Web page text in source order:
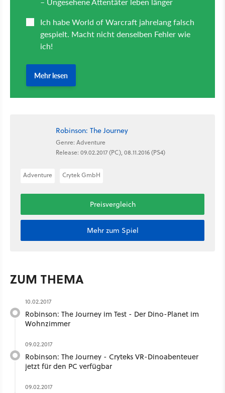
Robinson: The Journey
Genre: Adventure
Release: 09.02.2017 (PC), 08.11.2016 (PS4)
Adventure Crytek GmbH
Preisvergleich
Mehr zum Spiel
ZUM THEMA
10.02.2017
Robinson: The Journey im Test - Der Dino-Planet im
Wohnzimmer
09.02.2017
Robinson: The Journey - Cryteks VR-Dinoabenteuer
jetzt für den PC verfügbar
09.02.2017